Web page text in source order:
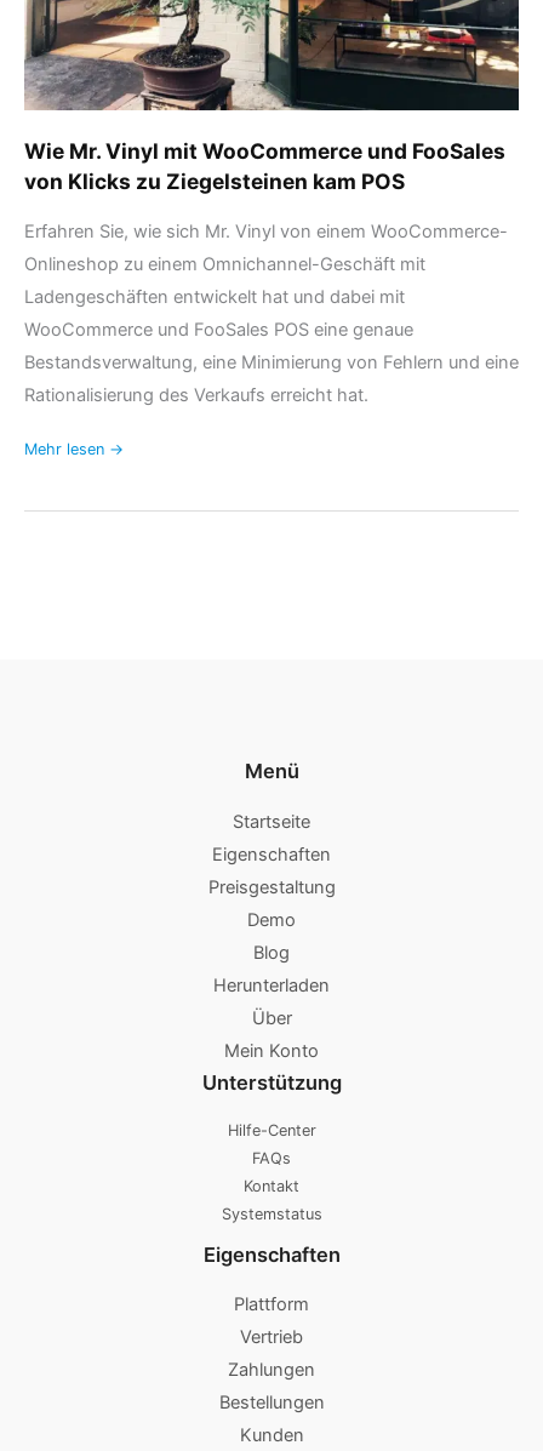
Wie Mr. Vinyl mit WooCommerce und FooSales
von Klicks zu Ziegelsteinen kam POS
Erfahren Sie, wie sich Mr. Vinyl von einem WooCommerce-
Onlineshop zu einem Omnichannel-Geschäft mit
Ladengeschäften entwickelt hat und dabei mit
WooCommerce und FooSales POS eine genaue
Bestandsverwaltung, eine Minimierung von Fehlern und eine
Rationalisierung des Verkaufs erreicht hat.
Klicks
zu
Ziegelsteinen
kam
Mehr lesen →
Menü
Startseite
Eigenschaften
Preisgestaltung
Demo
Blog
Herunterladen
Über
Mein Konto
Unterstützung
Hilfe-Center
FAQs
Kontakt
Systemstatus
Eigenschaften
Plattform
Vertrieb
Zahlungen
Bestellungen
Kunden